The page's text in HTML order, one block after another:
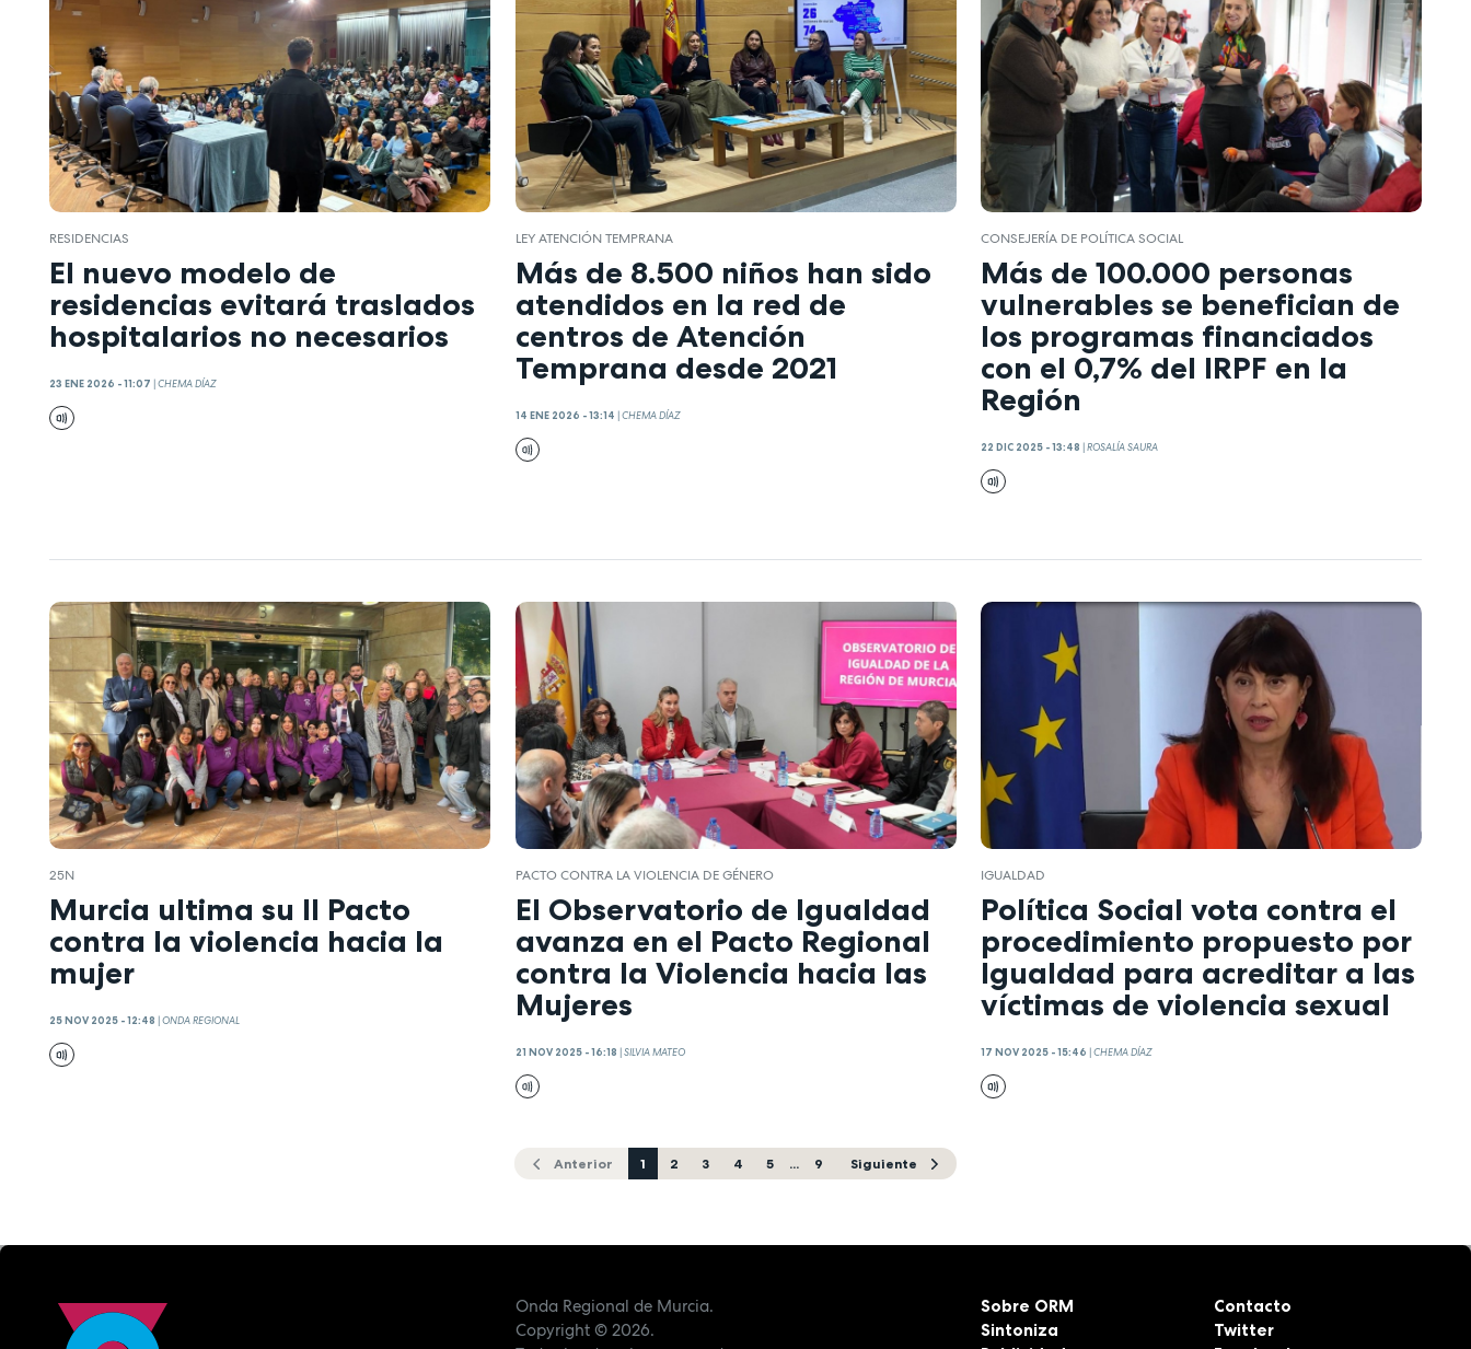
RESIDENCIAS
El nuevo modelo de
residencias evitará traslados
hospitalarios no necesarios
23 ENE 2026 - 11:07 |CHEMA DÍAZ
LEY ATENCIÓN TEMPRANA
Más de 8.500 niños han sido
atendidos en la red de
centros de Atención
Temprana desde 2021
14 ENE 2026 - 13:14 |CHEMA DÍAZ
CONSEJERÍA DE POLÍTICA SOCIAL
Más de 100.000 personas
vulnerables se benefician de
los programas financiados
con el 0,7% del IRPF en la
Región
22 DIC 2025 - 13:48 |ROSALÍA SAURA
25N
Murcia ultima su II Pacto
contra la violencia hacia la
mujer
25 NOV 2025 - 12:48 |ONDA REGIONAL
PACTO CONTRA LA VIOLENCIA DE GÉNERO
El Observatorio de Igualdad
avanza en el Pacto Regional
contra la Violencia hacia las
Mujeres
21 NOV 2025 - 16:18 |SILVIA MATEO
IGUALDAD
Política Social vota contra el
procedimiento propuesto por
Igualdad para acreditar a las
víctimas de violencia sexual
17 NOV 2025 - 15:46 |CHEMA DÍAZ
Anterior 1 2 3 4 5 ... 9 Siguiente
Onda Regional de Murcia.
Copyright© 2026.
Sobre ORM
Sintoniza
Contacto
Twitter